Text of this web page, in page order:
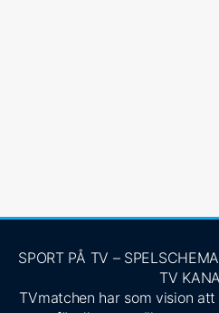
SPORT PÅ TV –
TV
TVmatchen har som vision